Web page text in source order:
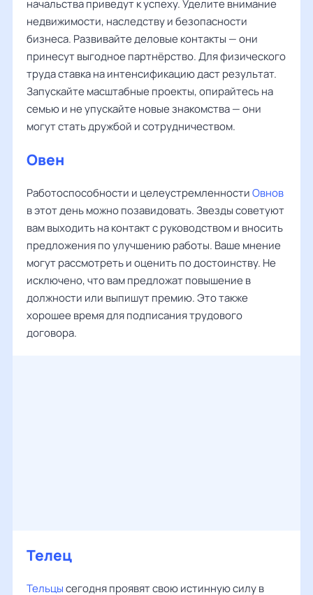
начальства приведут к успеху. Уделите внимание
недвижимости, наследству и безопасности
бизнеса. Развивайте деловые контакты — они
принесут выгодное партнёрство. Для физического
труда ставка на интенсификацию даст результат.
Запускайте масштабные проекты, опирайтесь на
семью и не упускайте новые знакомства — они
могут стать дружбой и сотрудничеством.
Овен
Работоспособности и целеустремленностиОвнов
в этот день можно позавидовать. Звезды советуют
вам выходить на контакт с руководством и вносить
предложения по улучшению работы. Ваше мнение
могут рассмотреть и оценить по достоинству. Не
исключено, что вам предложат повышение в
должности или выпишут премию. Это также
хорошее время для подписания трудового
договора.
Телец
Тельцысегодня проявят свою истинную силу в